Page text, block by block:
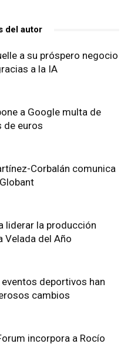
del autor
a su próspero negocio
a la IA
a Google multa de
de euros
Corbalán comunica
liderar la producción
Velada del Año
deportivos han
cambios
incorpora a Rocío